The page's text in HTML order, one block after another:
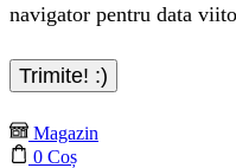
navigator pentru data
Magazin
0 Coș